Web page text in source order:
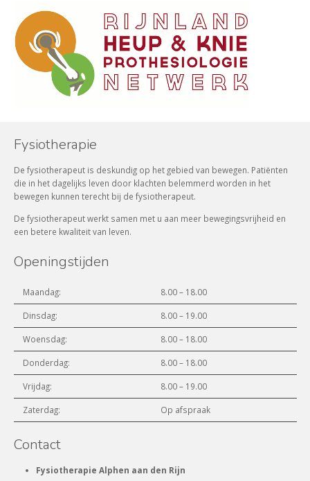
Fysiotherapie
De fysiotherapeut is deskundig op het gebied van bewegen. Patiënten
die in het dagelijks leven door klachten belemmerd worden in het
bewegen kunnen terecht bij de fysiotherapeut.
De fysiotherapeut werkt samen met u aan meer bewegingsvrijheid en
een betere kwaliteit van leven.
Openingstijden
Maandag: 8.00 – 18.00
Dinsdag: 8.00 – 19.00
Woensdag: 8.00 – 18.00
Donderdag: 8.00 – 18.00
Vrijdag: 8.00 – 19.00
Zaterdag: Op afspraak
Contact
Fysiotherapie Alphen aan den Rijn